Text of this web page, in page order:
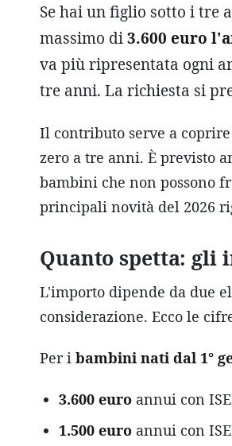
Se hai un figlio sotto i tre
massimo di3.600 euro
va più ripresentata ogni
tre anni. La richiesta si
Il contributo serve a
zero a tre anni. È previsto
bambini che non possono
principali novità del 2026
Quanto spetta: gli
L'importo dipende da due
considerazione. Ecco le
Per i bambini nati dal 1°
3.600 euro annui con
1.500 euro annui con